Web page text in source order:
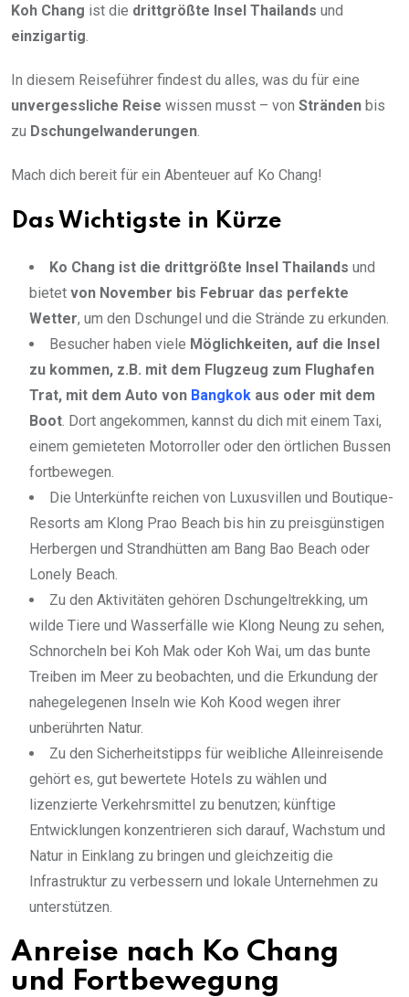
Koh Chang ist die drittgrößte Insel Thailands und
einzigartig
In diesem Reiseführer findest du alles, was du für eine
unvergessliche Reise wissen musst – von Stränden bis
zu Dschungelwanderungen
Mach dich bereit für ein Abenteuer auf Ko Chang!
Das Wichtigste in Kürze
Ko Chang ist die drittgrößte Insel Thailands und
bietet von November bis Februar das perfekte
Wetter, um den Dschungel und die Strände zu erkunden.
Besucher haben viele Möglichkeiten, auf die Insel
zu kommen, z.B. mit dem Flugzeug zum Flughafen
Trat, mit dem Auto von Bangkok aus oder mit dem
Boot . Dort angekommen, kannst du dich mit einem Taxi,
einem gemieteten Motorroller oder den örtlichen Bussen
fortbewegen.
Die Unterkünfte reichen von Luxusvillen und Boutique-
Resorts am Klong Prao Beach bis hin zu preisgünstigen
Herbergen und Strandhütten am Bang Bao Beach oder
Lonely Beach.
Zu den Aktivitäten gehören Dschungeltrekking, um
wilde Tiere und Wasserfälle wie Klong Neung zu sehen,
Schnorcheln bei Koh Mak oder Koh Wai, um das bunte
Treiben im Meer zu beobachten, und die Erkundung der
nahegelegenen Inseln wie Koh Kood wegen ihrer
unberührten Natur.
Zu den Sicherheitstipps für weibliche Alleinreisende
gehört es, gut bewertete Hotels zu wählen und
lizenzierte Verkehrsmittel zu benutzen; künftige
Entwicklungen konzentrieren sich darauf, Wachstum und
Natur in Einklang zu bringen und gleichzeitig die
Infrastruktur zu verbessern und lokale Unternehmen zu
unterstützen.
Anreise nach Ko Chang
und Fortbewegung